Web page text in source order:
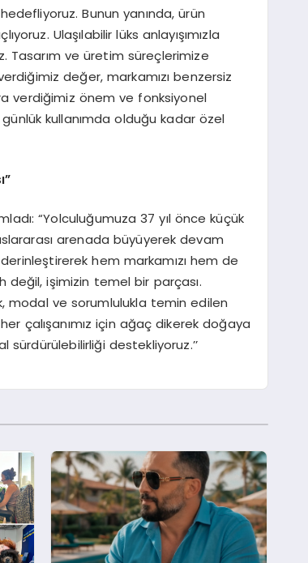
Bunun yanında, ürün
Ulaşılabilir lüks anlayışımızla
Tasarım ve üretim süreçlerimize
değer, markamızı benzersiz
verdiğimiz önem ve fonksiyonel
kullanımda olduğu kadar özel
“Yolculuğumuza 37 yıl önce küçük
arenada büyüyerek devam
hem markamızı hem de
değil, işimizin temel bir parçası.
modal ve sorumlulukla temin edilen
çalışanımız için ağaç dikerek doğaya
destekliyoruz.’’